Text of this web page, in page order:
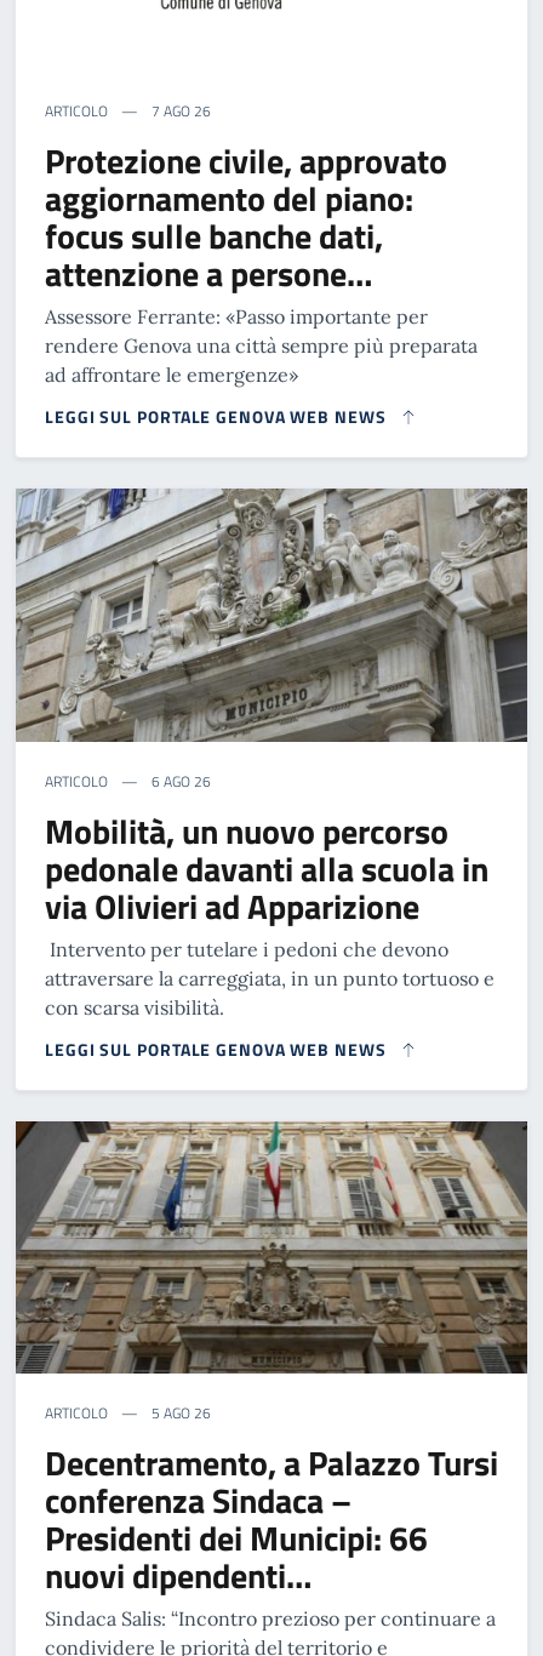
ARTICOLO 7 AGO 26
Protezione civile, approvato
aggiornamento del piano:
focus sulle banche dati,
attenzione a persone…
Assessore Ferrante: «Passo importante per
rendere Genova una città sempre più preparata
ad affrontare le emergenze»
LEGGI SUL PORTALE GENOVA WEB NEWS
ARTICOLO 6 AGO 26
Mobilità, un nuovo percorso
pedonale davanti alla scuola in
via Olivieri ad Apparizione
Intervento per tutelare i pedoni che devono
attraversare la carreggiata, in un punto tortuoso e
con scarsa visibilità.
LEGGI SUL PORTALE GENOVA WEB NEWS
ARTICOLO 5 AGO 26
Decentramento, a Palazzo Tursi
conferenza Sindaca –
Presidenti dei Municipi: 66
nuovi dipendenti…
Sindaca Salis: “Incontro prezioso per continuare a
condividere le priorità del territorio e